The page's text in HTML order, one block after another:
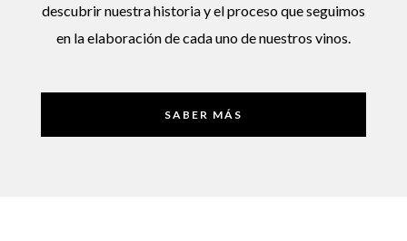
descubrir nuestra historia y el proceso que seguimos
en la elaboración de cada uno de nuestros vinos.
SABER MÁS